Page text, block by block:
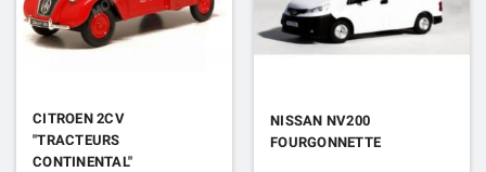
CITROEN 2CV
"TRACTEURS
CONTINENTAL"
NISSAN NV200
FOURGONNETTE